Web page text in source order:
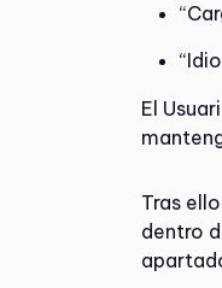
El
Tras
dentro